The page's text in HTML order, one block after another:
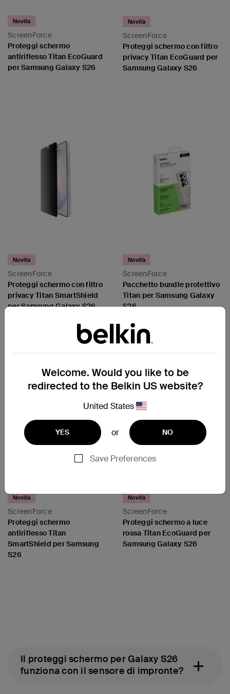
ScreenForce
Novità
Proteggi schermo
antiriflesso Titan EcoGuard
per Samsung Galaxy S26
ScreenForce
Novità
Proteggi schermo con filtro
privacy Titan EcoGuard per
Samsung Galaxy S26
ScreenForce
Novità
Proteggi schermo con filtro
privacy Titan SmartShield
per Samsung Galaxy S26
ScreenForce
Novità
Pacchetto bundle protettivo
Titan per Samsung Galaxy
S26
Price:
ScreenForce
Novità
Proteggi schermo
antiriflesso Titan
SmartShield per Samsung
S26
ScreenForce
Novità
Proteggi schermo a luce
rossa Titan EcoGuard per
Samsung Galaxy S26
Il proteggi schermo per Galaxy S26
funziona con il sensore di impronte?
Welcome. Would you like to be
redirected to the Belkin US website?
United States
YES or NO
Save Preferences